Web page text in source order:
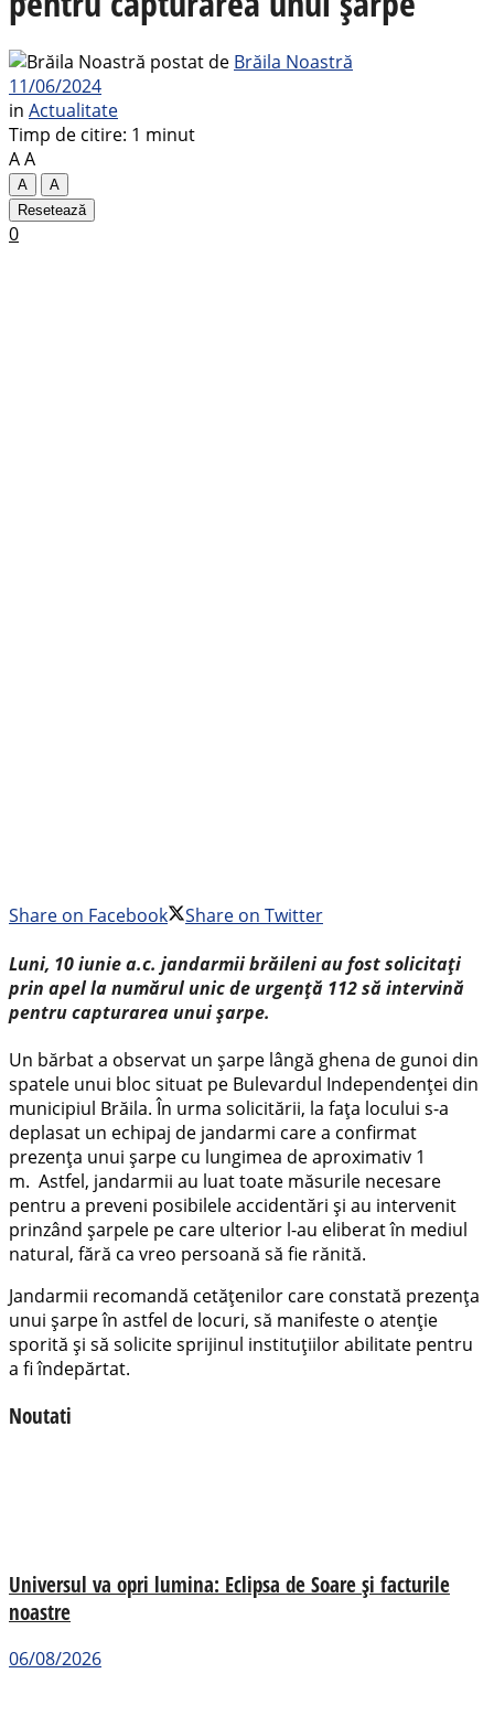
postat de Brăila Noastră
11/06/2024
in Actualitate
Timp de citire: 1 minut
AA
A
A
Resetează
0
Share on Facebook
Share on Twitter
Luni, 10 iunie a.c. jandarmii brăileni au fost solicitați
prin apel la numărul unic de urgență 112 să intervină
pentru capturarea unui șarpe.
Un bărbat a observat un șarpe lângă ghena de gunoi din
spatele unui bloc situat pe Bulevardul Independenței din
municipiul Brăila. În urma solicitării, la fața locului s-a
deplasat un echipaj de jandarmi care a confirmat
prezența unui șarpe cu lungimea de aproximativ 1
m. Astfel, jandarmii au luat toate măsurile necesare
pentru a preveni posibilele accidentări și au intervenit
prinzând șarpele pe care ulterior l-au eliberat în mediul
natural, fără ca vreo persoană să fie rănită.
Jandarmii recomandă cetățenilor care constată prezența
unui șarpe în astfel de locuri, să manifeste o atenție
sporită și să solicite sprijinul instituțiilor abilitate pentru
a fi îndepărtat.
Noutati
Universul va opri lumina: Eclipsa de Soare și facturile
noastre
06/08/2026